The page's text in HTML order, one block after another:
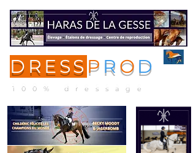
DRESS P R O D
100% dressage